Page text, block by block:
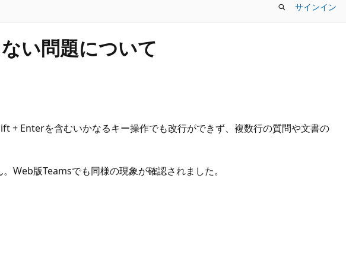
サインイン
い問題について
Enterを含むいかなるキー操作でも改行ができず、複数行の質問や文書の
Web版Teamsでも同様の現象が確認されました。